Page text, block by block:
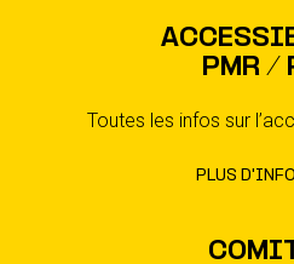
PMR /
Toutes les infos sur
PLUS